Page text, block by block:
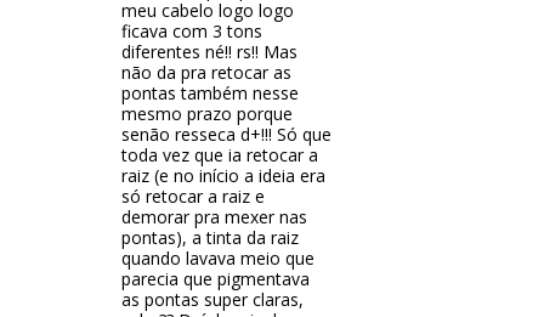
meu cabelo logo logo
ficava com 3 tons
diferentes né!! rs!! Mas
não da pra retocar as
pontas também nesse
mesmo prazo porque
senão resseca d+!!! Só que
toda vez que ia retocar a
raiz (e no início a ideia era
só retocar a raiz e
demorar pra mexer nas
pontas), a tinta da raiz
quando lavava meio que
parecia que pigmentava
as pontas super claras,